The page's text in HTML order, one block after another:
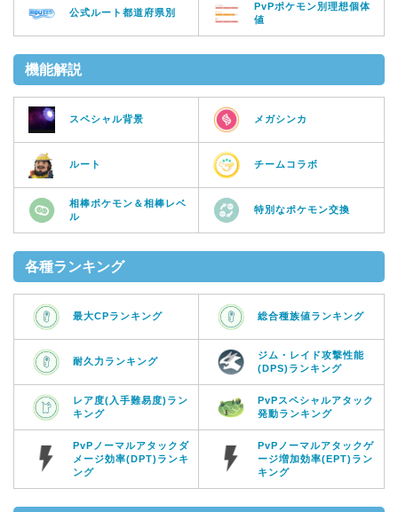
公式ルート都道府県別
PvPポケモン別理想個体
値
機能解説
スペシャル背景 メガシンカ
ルート チームコラボ
相棒ポケモン＆相棒レベ
ル
特別なポケモン交換
各種ランキング
最大CPランキング 総合種族値ランキング
耐久力ランキング
ジム・レイド攻撃性能
(DPS)ランキング
レア度(入手難易度)ラン
キング
PvPスペシャルアタック
発動ランキング
PvPノーマルアタックダ
メージ効率(DPT)ランキ
ング
PvPノーマルアタックゲ
ージ増加効率(EPT)ラン
キング